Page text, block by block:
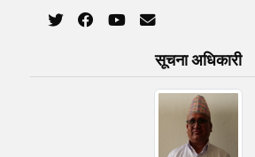
सूचना अधिकारी